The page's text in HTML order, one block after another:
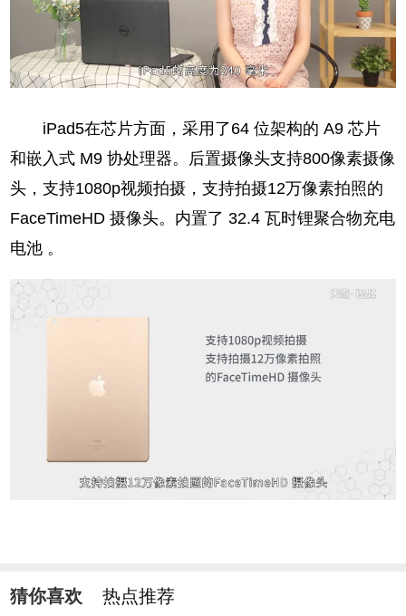
iPad5在芯片方面，采用了64 位架构的 A9 芯片
和嵌入式 M9 协处理器。后置摄像头支持800像素摄像
头，支持1080p视频拍摄，支持拍摄12万像素拍照的
FaceTimeHD 摄像头。内置了 32.4 瓦时锂聚合物充电
电池 。
猜你喜欢 热点推荐